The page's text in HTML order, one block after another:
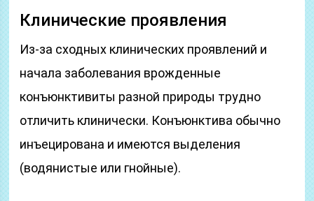
Клинические проявления
Из-за сходных клинических проявлений и
начала заболевания врожденные
конъюнктивиты разной природы трудно
отличить клинически. Конъюнктива обычно
инъецирована и имеются выделения
(водянистые или гнойные).